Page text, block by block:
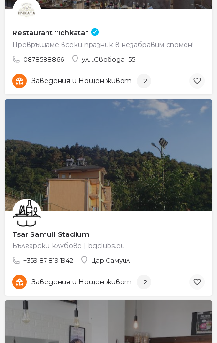
Restaurant "Ichkata"
Превръщаме всеки празник в незабравим спомен!
0878588866 ул. „Свобода" 55
Заведения и Нощен живот +2
Tsar Samuil Stadium
Български клубове | bgclubs.eu
+359 87 819 1942 Цар Самуил
Заведения и Нощен живот +2